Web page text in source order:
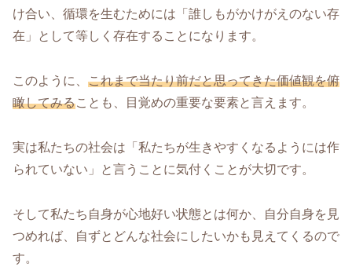
け合い、循環を生むためには「誰しもがかけがえのない存
在」として等しく存在することになります。
このように、 これまで当たり前だと思ってきた価値観を俯
瞰してみることも、目覚めの重要な要素と言えます。
実は私たちの社会は「私たちが生きやすくなるようには作
られていない」と言うことに気付くことが大切です。
そして私たち自身が心地好い状態とは何か、自分自身を見
つめれば、自ずとどんな社会にしたいかも見えてくるので
す。